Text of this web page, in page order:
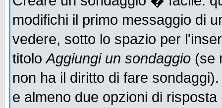
modifichi il primo messaggio di
vedere, sotto lo spazio per
titoloAggiungi un sondaggio (se
non ha il diritto di fare
e almeno due opzioni di